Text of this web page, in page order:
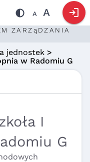
A A login
ZARZąDZANIA
jednostek>
w Radomiu G
I
G